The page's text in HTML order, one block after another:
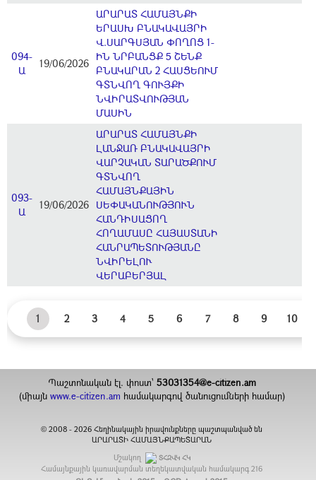
094-
Ա
19/06/2026
ԱՐԱՐԱՏ ՀԱՄԱՅՆՔԻ
ԵՐԱՍԽ ԲՆԱԿԱՎԱՅՐԻ
Վ.ՍԱՐԳՍՅԱՆ ՓՈՂՈՑ 1-
ԻՆ ՆՐԲԱՆՑՔ 5 ՇԵՆՔ
ԲՆԱԿԱՐԱՆ 2 ՀԱՍՑԵՈՒՄ
ԳՏՆՎՈՂ ԳՈՒՅՔԻ
ՆՎԻՐԱՏՎՈՒԹՅԱՆ
ՄԱՍԻՆ
093-
Ա
19/06/2026
ԱՐԱՐԱՏ ՀԱՄԱՅՆՔԻ
ԼԱՆՋԱՌ ԲՆԱԿԱՎԱՅՐԻ
ՎԱՐՉԱԿԱՆ ՏԱՐԱԾՔՈՒՄ
ԳՏՆՎՈՂ
ՀԱՄԱՅՆՔԱՅԻՆ
ՍԵՓԱԿԱՆՈՒԹՅՈՒՆ
ՀԱՆԴԻՍԱՑՈՂ
ՀՈՂԱՄԱՍԸ ՀԱՅԱՍՏԱՆԻ
ՀԱՆՐԱՊԵՏՈՒԹՅԱՆԸ
ՆՎԻՐԵԼՈՒ
ՎԵՐԱԲԵՐՅԱԼ
1 2 3 4 5 6 7 8 9 10
Պաշտոնական էլ. փոստ` 53031354@e-citizen.am
(միայն www.e-citizen.am համակարգով ծանուցումների համար)
© 2008 -2026 Հեղինակային իրավունքները պաշտպանված են
ԱՐԱՐԱՏԻ ՀԱՄԱՅՆՔԱՊԵՏԱՐԱՆ
Մշակող
ՏՀԶՎԿ ՀԿ
Համայնքային կառավարման տեղեկատվական համակարգ 216